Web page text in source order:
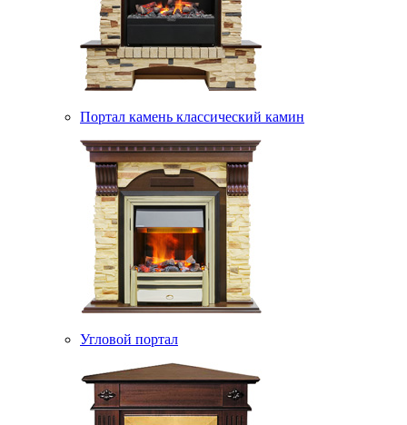
Портал камень классический камин
Угловой портал